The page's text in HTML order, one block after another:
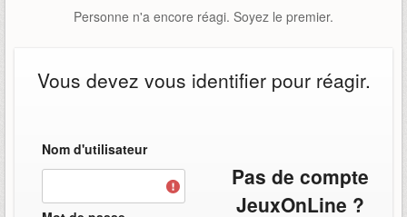
Fusil d'assaut
Fusil léger
Lance-roquettes
Mitraillette
Personne n'a encore réagi. Soyez le premier.
Vous devez vous identifier pour réagir.
Nom d'utilisateur
Pas de compte
JeuxOnLine ?